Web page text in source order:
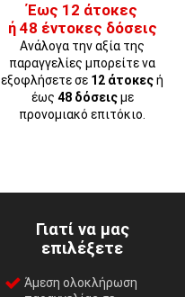
Έως 12 άτοκες
ή 48 έντοκες δόσεις
Ανάλογα την αξία της
παραγγελίες μπορείτε να
εξοφλήσετε σε 12 άτοκεςή
έως 48 δόσειςμε
προνομιακό επιτόκιο.
Γιατί να μας
επιλέξετε
Άμεση ολοκλήρωση